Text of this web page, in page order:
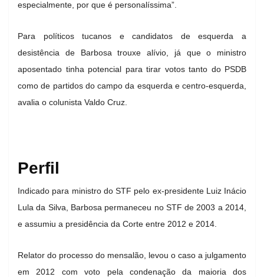
especialmente, por que é personalíssima”.
Para políticos tucanos e candidatos de esquerda a
desistência de Barbosa trouxe alívio, já que o ministro
aposentado tinha potencial para tirar votos tanto do PSDB
como de partidos do campo da esquerda e centro-esquerda,
avalia o colunista Valdo Cruz.
Perfil
Indicado para ministro do STF pelo ex-presidente Luiz Inácio
Lula da Silva, Barbosa permaneceu no STF de 2003 a 2014,
e assumiu a presidência da Corte entre 2012 e 2014.
Relator do processo do mensalão, levou o caso a julgamento
em 2012 com voto pela condenação da maioria dos